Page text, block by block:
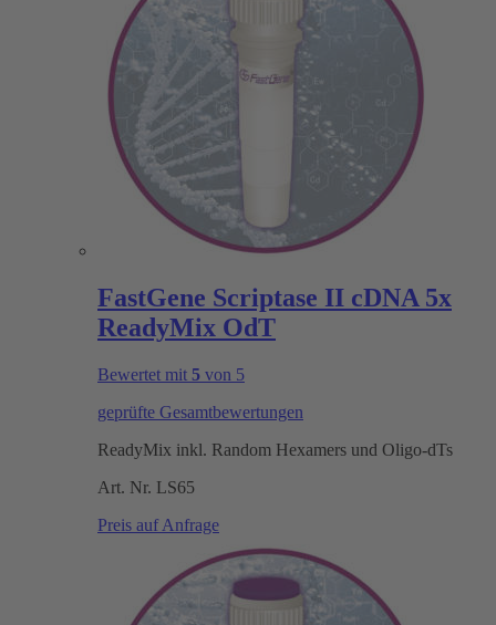
FastGene Scriptase II cDNA 5x
ReadyMix OdT
Bewertet mit 5 von 5
geprüfte Gesamtbewertungen
ReadyMix inkl. Random Hexamers und Oligo-dTs
Art. Nr. LS65
Preis auf Anfrage